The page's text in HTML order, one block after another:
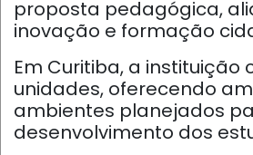
proposta pedagógica,
inovação e formação
Em Curitiba, a instituição
unidades, oferecendo
ambientes planejados
desenvolvimento dos